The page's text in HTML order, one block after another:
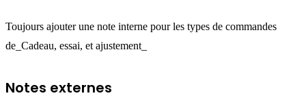
Toujours ajouter une note interne pour les types de commandes
de_Cadeau, essai, et ajustement_
Notes externes